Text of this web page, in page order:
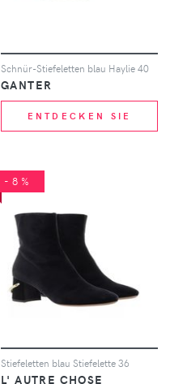
Schnür-Stiefeletten blau Haylie 40
GANTER
ENTDECKEN SIE
-8%
Stiefeletten blau Stiefelette 36
L' AUTRE CHOSE